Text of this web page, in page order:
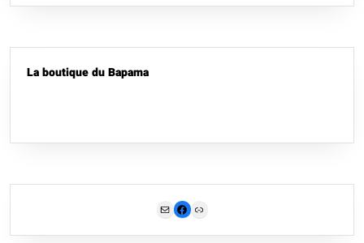
La boutique du Bapama
MailFacebook
Link